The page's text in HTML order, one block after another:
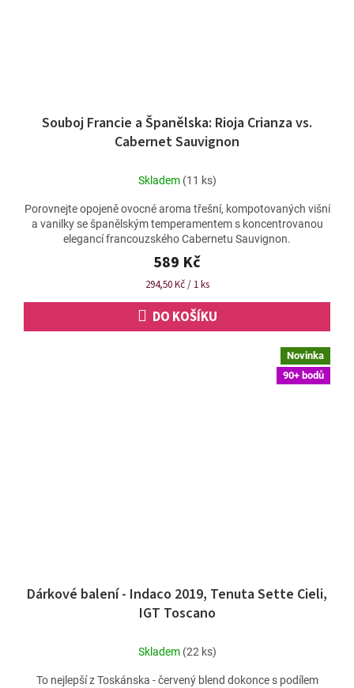
Souboj Francie a Španělska: Rioja Crianza vs.
Cabernet Sauvignon
Skladem (11 ks)
589 Kč
Měrná
294,50 Kč / 1 ks
DO KOŠÍKU
Porovnejte opojeně ovocné aroma třešní, kompotovaných višní
a vanilky se španělským temperamentem s koncentrovanou
elegancí francouzského Cabernetu Sauvignon.
Novinka
90+ bodů
Dárkové balení - Indaco 2019, Tenuta Sette Cieli,
IGT Toscano
Skladem (22 ks)
To nejlepší z Toskánska - červený blend dokonce s podílem